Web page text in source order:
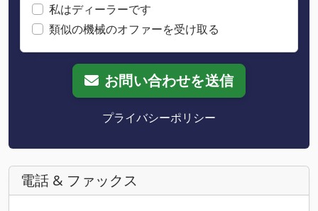
私はディーラーです
類似の機械のオファーを受け取る
お問い合わせを送信
プライバシーポリシー
電話 & ファックス